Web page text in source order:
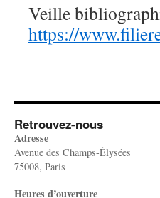
Veille
https://
Retrouvez-nous
Adresse
Avenue des Champs-Élysées
75008, Paris
Heures d’ouverture